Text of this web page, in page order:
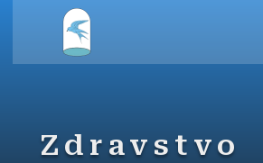
Zdravstvo